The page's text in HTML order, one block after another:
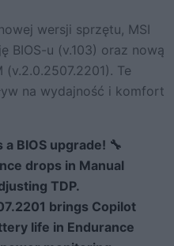
wersji sprzętu, MSI
BIOS-u (v.103) oraz nową
Te
na wydajność i komfort
BIOS upgrade! 🔧
drops in Manual
TDP.
brings Copilot
life in Endurance